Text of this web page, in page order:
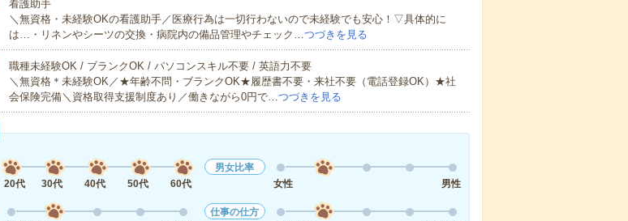
看護助手
＼無資格・未経験OKの看護助手／医療行為は一切行わないので未経験でも安心！▽具体的に
は…・リネンやシーツの交換・病院内の備品管理やチェック…つづきを見る
職種未経験OK / ブランクOK / パソコンスキル不要 / 英語力不要
＼無資格＊未経験OK／★年齢不問・ブランクOK★履歴書不要・来社不要（電話登録OK）★社
会保険完備＼資格取得支援制度あり／働きながら0円で…つづきを見る
20代
30代 40代 50代 60代
男女比率
女性
男性
仕事の仕方